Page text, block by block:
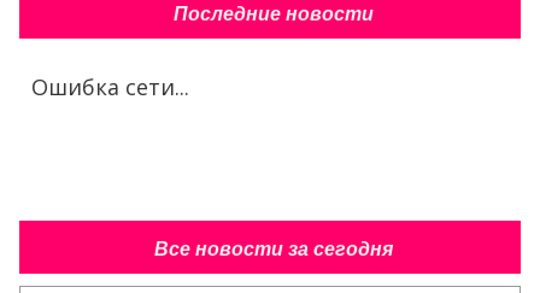
Последние новости
Ошибка сети...
Все новости за сегодня